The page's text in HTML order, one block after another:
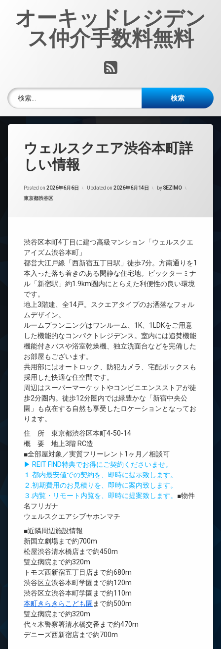
オーキッドレジデン
ス仲介手数料無料
RSS
検索:
ウェルスクエア渋谷本町詳
しい情報
Posted on 2026年6月6日 Updated on 2026年6月14日 bySEZIMO
カテゴリー:
東京都渋谷区
渋谷区本町4丁目に建つ高級マンション「ウェルスクエ
アイズム渋谷本町」
都営大江戸線「西新宿五丁目駅」徒歩7分。方南通りを1
本入った落ち着きのある閑静な住宅地。ビックターミナ
ル「新宿駅」約1.9km圏内にとらえた利便性の良い環境
です。
地上3階建、全14戸。スクエアタイプのお洒落なフォル
ムデザイン。
ルームプランニングはワンルーム、1K、1LDKをご用意
した機能的なコンパクトレジデンス。室内には追焚機能
機能付きバスや浴室乾燥機、独立洗面台などを完備した
お部屋もございます。
共用部にはオートロック、防犯カメラ、宅配ボックスも
採用した快適な住空間です。
周辺はスーパーマーケットやコンビニエンスストアが徒
歩2分圏内。徒歩12分圏内では緑豊かな「新宿中央公
園」も点在する自然も享受したロケーションとなってお
ります。
住 所 東京都渋谷区本町4-50-14
概 要 地上3階 RC造
■全部屋対象／実質フリーレント1ヶ月／相談可
▶ REIT FIND特典でお得にご契約くださいませ。
１.都内最安値での契約を、即時に提示致します。
２.初期費用のお見積りを、即時に案内致します。
３.内覧・リモート内覧を、即時に提案致します。 ■物件
名フリガナ
ウェルスクエアシブヤホンマチ
■近隣周辺施設情報
新国立劇場まで約700m
松屋渋谷清水橋店まで約450m
雙立病院まで約320m
トモズ西新宿五丁目店まで約680m
渋谷区立渋谷本町学園まで約120m
渋谷区立渋谷本町学園まで約110m
本町きらきらこども園 まで約500m
雙立病院まで約320m
代々木警察署清水橋交番まで約470m
デニーズ西新宿店まで約700m